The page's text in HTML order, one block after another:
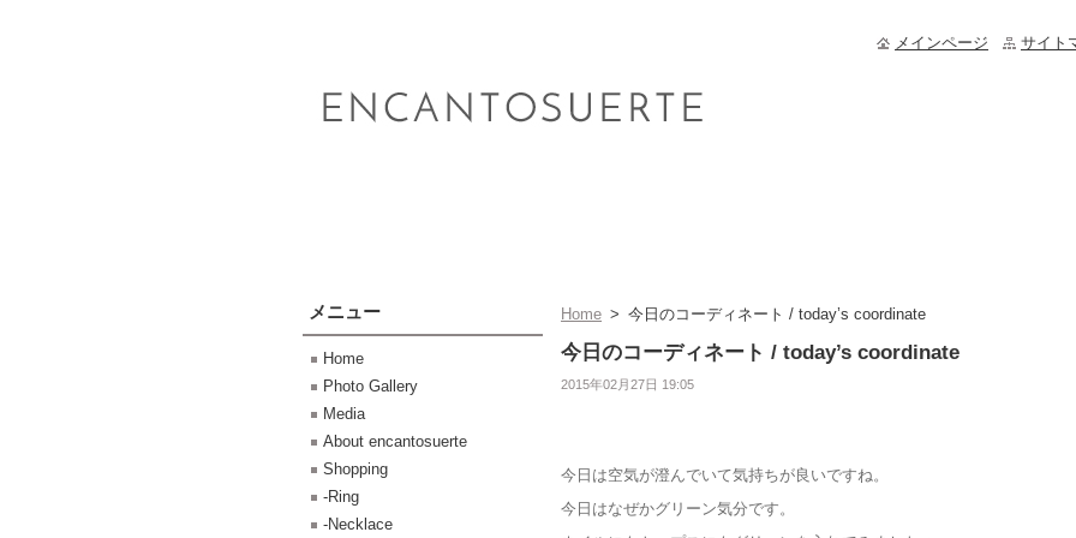
Home > 今日のコーディネート / today’s coordinate
今日のコーディネート / today’s coordinate
2015年02月27日 19:05
今日は空気が澄んでいて気持ちが良いですね。
今日はなぜかグリーン気分です。
メニュー
Home
Photo Gallery
Media
About encantosuerte
Shopping
-Ring
-Necklace
メインページ サイト